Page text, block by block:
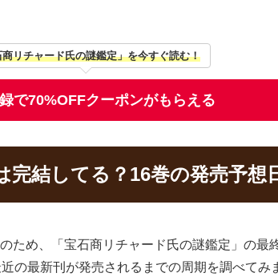
商リチャード氏の謎鑑定」を今すぐ読む！
で70%OFFクーポンがもらえる
結してる？16巻の発売予想
ため、「宝石商リチャード氏の謎鑑定」の最
の最新刊が発売されるまでの周期を調べてみ